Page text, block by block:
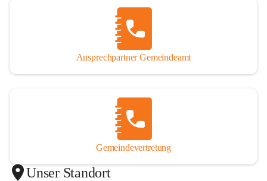
Ansprechpartner Gemeindeamt
Gemeindevertretung
Unser Standort